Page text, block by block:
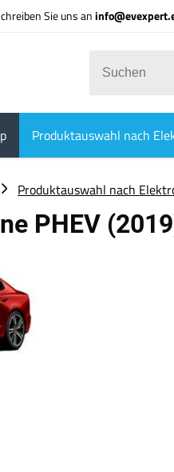
Sie uns an
Produktauswahl nach
Produktauswahl nach
PHEV